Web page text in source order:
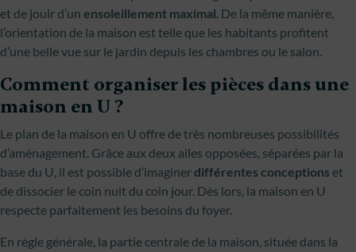
et de jouir d’un ensoleillement maximal. De la même manière,
l’orientation de la maison est telle que les habitants profitent
d’une belle vue sur le jardin depuis les chambres ou le salon.
Comment organiser les pièces dans une
maison en U ?
Le plan de la maison en U offre de très nombreuses possibilités
d’aménagement. Grâce aux deux ailes opposées, séparées par la
base du U, il est possible d’imaginerdifférentes conceptions et
de dissocier le coin nuit du coin jour. Dès lors, la maison en U
respecte parfaitement les besoins du foyer.
En règle générale, la partie centrale de la maison, située dans la